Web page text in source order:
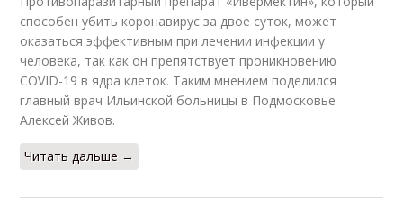
способен убить коронавирус за двое суток, может
оказаться эффективным при лечении инфекции у
человека, так как он препятствует проникновению
COVID-19 в ядра клеток. Таким мнением поделился
главный врач Ильинской больницы в Подмосковье
Алексей Живов.
Читать дальше →